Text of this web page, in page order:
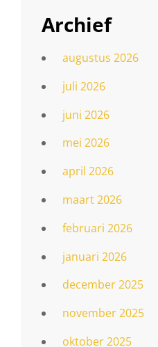
Archief
augustus 2026
juli 2026
juni 2026
mei 2026
april 2026
maart 2026
februari 2026
januari 2026
december 2025
november 2025
oktober 2025